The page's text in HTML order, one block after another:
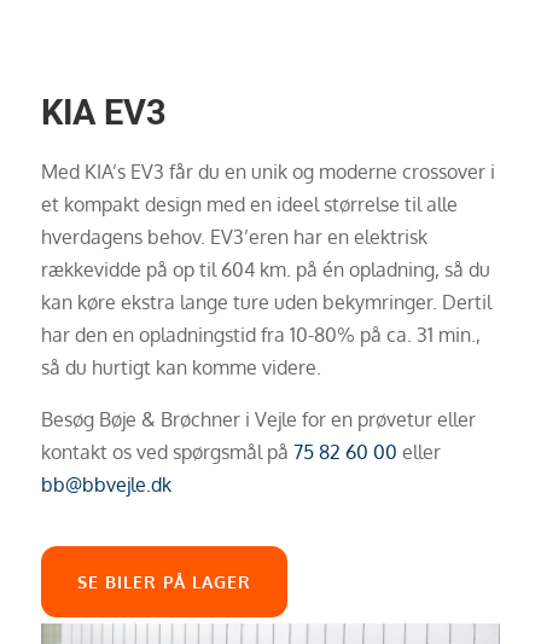
KIA EV3
Med KIA’s EV3 får du en unik og moderne crossover i
et kompakt design med en ideel størrelse til alle
hverdagens behov. EV3’eren har en elektrisk
rækkevidde på op til 604 km. på én opladning, så du
kan køre ekstra lange ture uden bekymringer. Dertil
har den en opladningstid fra 10-80% på ca. 31 min.,
så du hurtigt kan komme videre.
Besøg Bøje & Brøchner i Vejle for en prøvetur eller
kontakt os ved spørgsmål på 75 82 60 00 eller
bb@bbvejle.dk
SE BILER PÅ LAGER